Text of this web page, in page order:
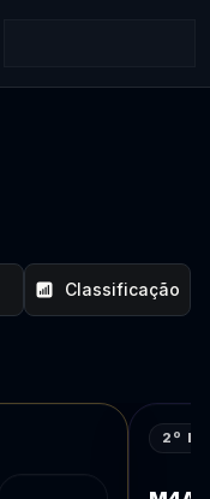
Classificação
2º